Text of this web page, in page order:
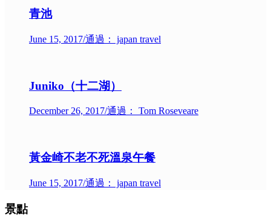
青池
June 15, 2017/通過： japan travel
Juniko（十二湖）
December 26, 2017/通過： Tom Roseveare
黃金崎不老不死溫泉午餐
June 15, 2017/通過： japan travel
景點